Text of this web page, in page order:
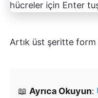
Artık üst şeritte
📖 Ayrıca Okuyun: